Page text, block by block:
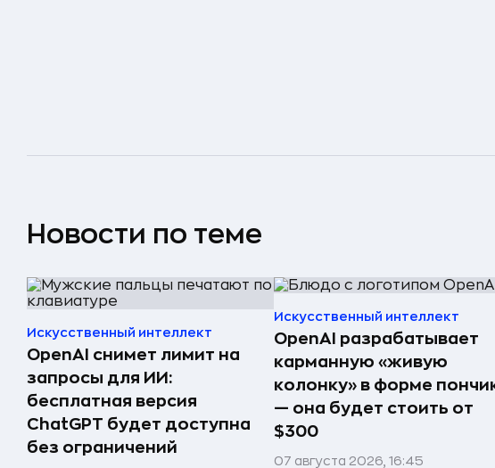
Новости по теме
Искусственный интеллект
OpenAI снимет лимит на
запросы для ИИ:
бесплатная версия
ChatGPT будет доступна
без ограничений
Искусственный интеллект
OpenAI разрабатывает
карманную «живую
колонку» в форме
— она будет стоить от
$300
07 августа 2026, 16:45